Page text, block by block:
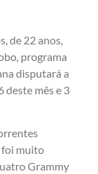
de 22 anos,
programa
disputará a
deste mês e 3
foi muito
Grammy